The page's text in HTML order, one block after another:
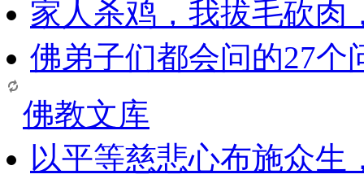
家人杀鸡，我拔毛砍肉
佛弟子们都会问的27个
佛教文库
以平等慈悲心布施众生